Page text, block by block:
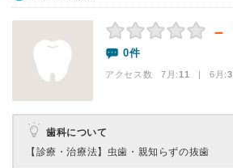
－
0件
アクセス数 7月:11 | 6月:3
歯科について
【診療・治療法】 虫歯・親知らずの抜歯